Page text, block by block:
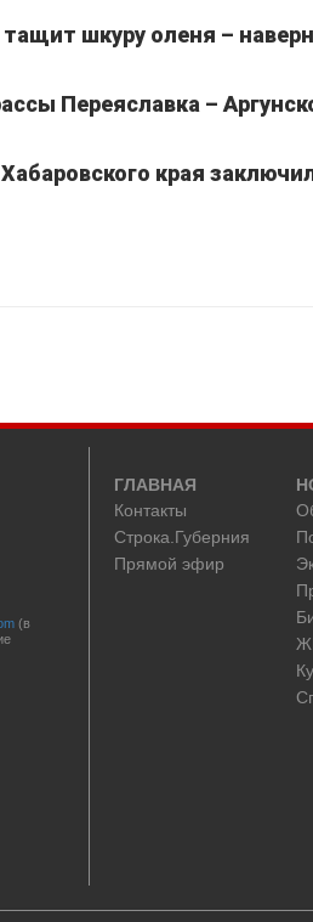
шкуру оленя –
Переяславка –
края
(в
ГЛАВНАЯ
Контакты
Строка.Губерния
Прямой эфир